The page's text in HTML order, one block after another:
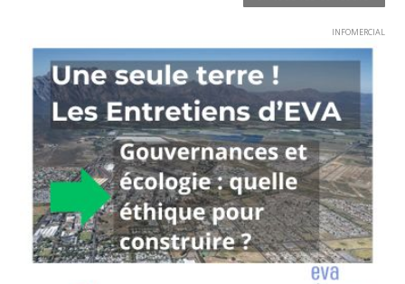
INFOMERCIAL